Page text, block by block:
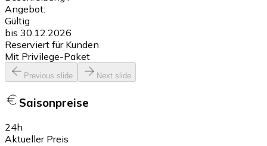
Angebot:
Gültig
bis 30.12.2026
Reserviert für Kunden
Mit Privilege-Paket
Previous slide Next slide
Saisonpreise
24h
Aktueller Preis